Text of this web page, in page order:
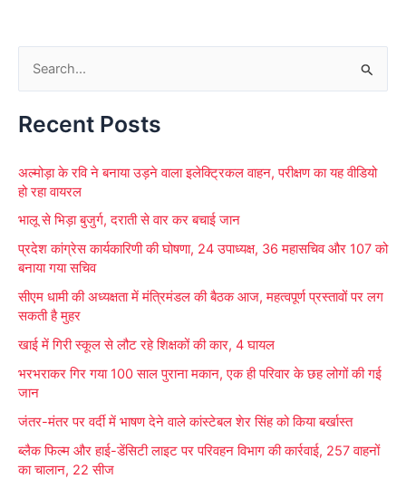
a
c
o
:
Recent Posts
अल्मोड़ा के रवि ने बनाया उड़ने वाला इलेक्ट्रिकल वाहन, परीक्षण का यह वीडियो
हो रहा वायरल
भालू से भिड़ा बुजुर्ग, दराती से वार कर बचाई जान
प्रदेश कांग्रेस कार्यकारिणी की घोषणा, 24 उपाध्यक्ष, 36 महासचिव और 107 को
बनाया गया सचिव
सीएम धामी की अध्यक्षता में मंत्रिमंडल की बैठक आज, महत्वपूर्ण प्रस्तावों पर लग
सकती है मुहर
खाई में गिरी स्कूल से लौट रहे शिक्षकों की कार, 4 घायल
भरभराकर गिर गया 100 साल पुराना मकान, एक ही परिवार के छह लोगों की गई
जान
जंतर-मंतर पर वर्दी में भाषण देने वाले कांस्टेबल शेर सिंह को किया बर्खास्त
ब्लैक फिल्म और हाई-डेंसिटी लाइट पर परिवहन विभाग की कार्रवाई, 257 वाहनों
का चालान, 22 सीज